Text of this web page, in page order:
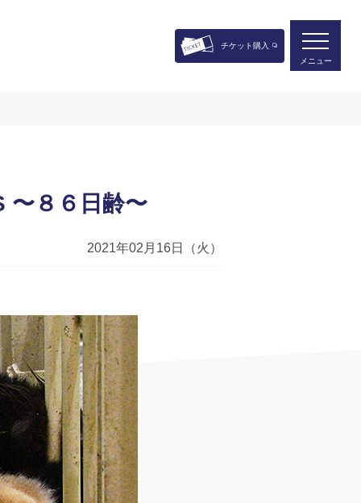
チケット購入
メニュー
〜８６日齢〜
2021年02月16日（火）